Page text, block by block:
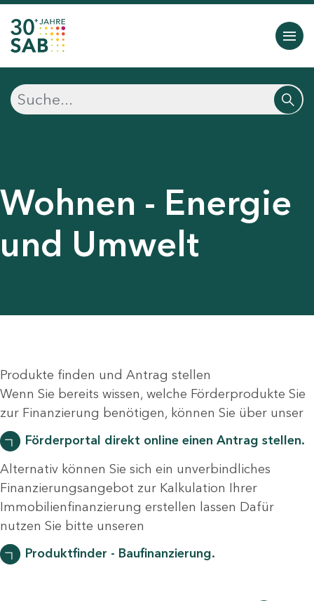
Wohnen - Energie
und Umwelt
Produkte finden und Antrag stellen
Wenn Sie bereits wissen, welche Förderprodukte Sie
zur Finanzierung benötigen, können Sie über unser
Förderportal direkt online einen Antrag stellen.
Alternativ können Sie sich ein unverbindliches
Finanzierungsangebot zur Kalkulation Ihrer
Immobilienfinanzierung erstellen lassen Dafür
nutzen Sie bitte unseren
Produktfinder - Baufinanzierung.